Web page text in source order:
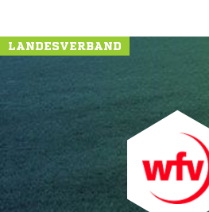
LANDESVERBAND